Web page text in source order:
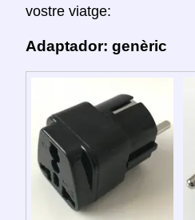
vostre viatge:
Adaptador: genèric